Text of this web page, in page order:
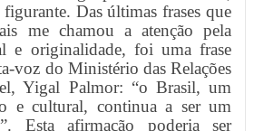
figurante. Das últimas frases que
me chamou a atenção pela
e originalidade, foi uma frase
voz do Ministério das Relações
Yigal Palmor: “o Brasil, um
e cultural, continua a ser um
Esta afirmação poderia ser